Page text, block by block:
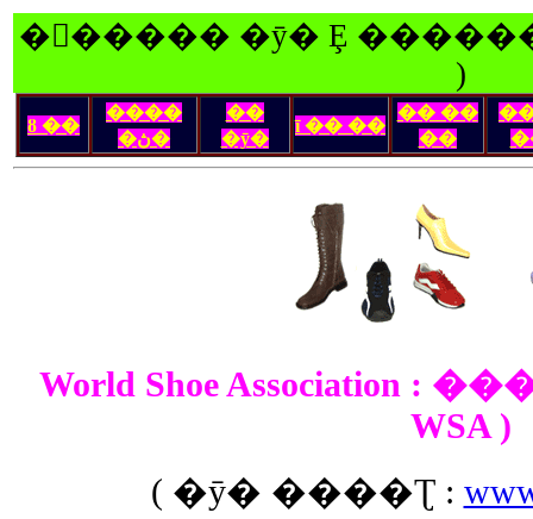
�󽺺����� �ȳ� Ȩ
)
ȣ ��
����
�ڽ�
��
�ȳ�
ī �� ��
�� ��
��
World Shoe Association
WSA )
( �ȳ� ����Ʈ :